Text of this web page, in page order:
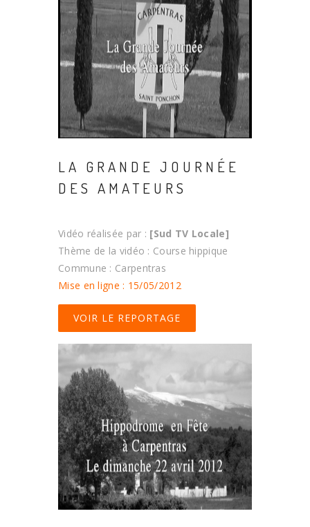
LA GRANDE JOURNÉE
DES AMATEURS
Vidéo réalisée par : [Sud TV Locale]
Thème de la vidéo : Course hippique
Commune : Carpentras
Mise en ligne : 15/05/2012
VOIR LE REPORTAGE